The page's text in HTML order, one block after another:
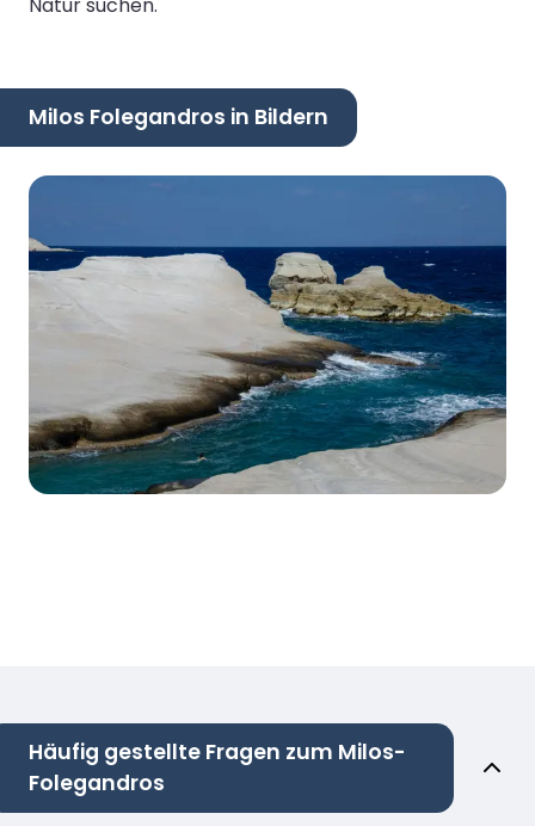
Milos Folegandros in Bildern
Häufig gestellte Fragen zum Milos-
Folegandros